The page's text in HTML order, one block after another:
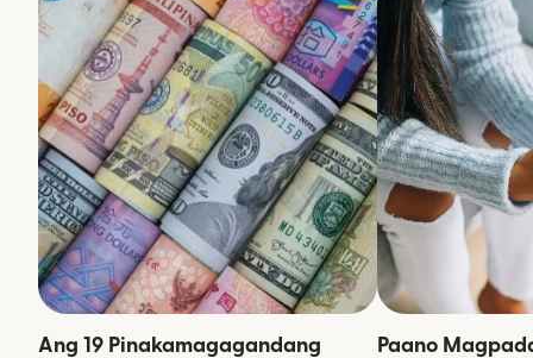
Ang 19 Pinakamagagandang
Paano